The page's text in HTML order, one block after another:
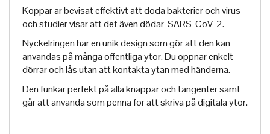
Koppar är bevisat effektivt att döda bakterier och virus
och studier visar att det även dödar SARS-CoV-2.
Nyckelringen har en unik design som gör att den kan
användas på många offentliga ytor. Du öppnar enkelt
dörrar och lås utan att kontakta ytan med händerna.
Den funkar perfekt på alla knappar och tangenter samt
går att använda som penna för att skriva på digitala ytor.